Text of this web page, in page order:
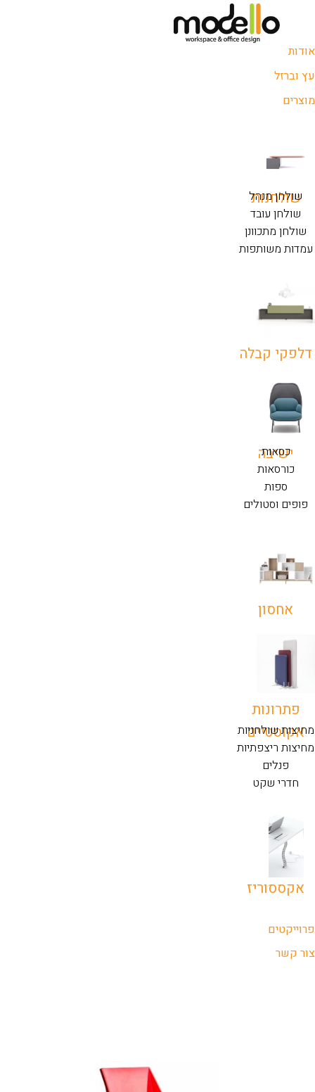
אודות
עץ וברזל
מוצרים
שולחנות
שולחן מנהל
שולחן עובד
שולחן מתכוונן
עמדות משותפות
דלפקי קבלה
ישיבה
כסאות
כורסאות
ספות
פופים וסטולים
אחסון
פתרונות
אקוסטיים
מחיצות שולחניות
מחיצות ריצפתיות
פנלים
חדרי שקט
אקססוריז
פרוייקטים
צור קשר